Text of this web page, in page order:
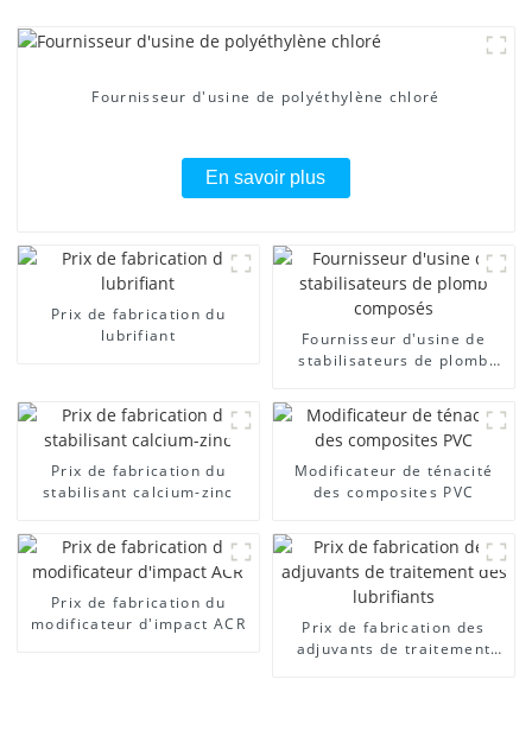
Fournisseur d'usine de polyéthylène chloré
En savoir plus
Prix ​​de fabrication du
lubrifiant
Fournisseur d'usine de
stabilisateurs de plomb
Prix ​​de fabrication du
stabilisant calcium-zinc
Modificateur de ténacité
des composites PVC
Prix ​​de fabrication du
modificateur d'impact ACR
Prix ​​de fabrication des
adjuvants de traitement